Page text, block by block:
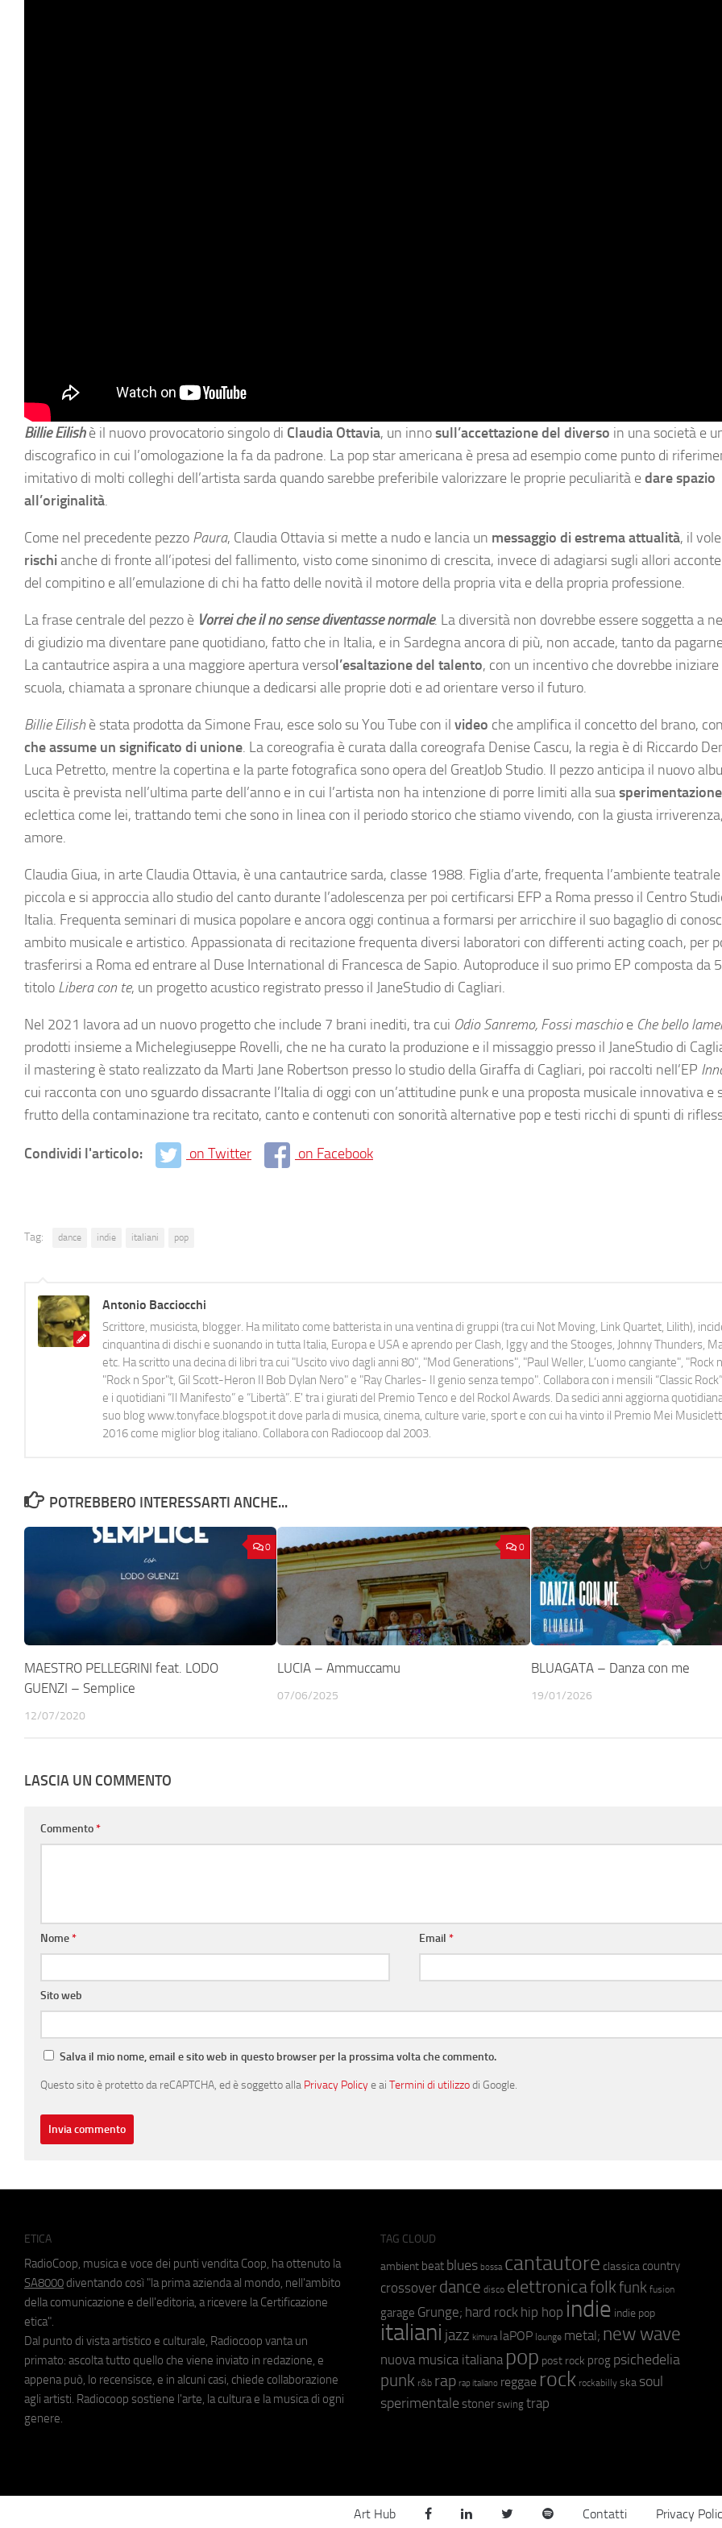
Billie Eilishè il nuovo provocatorio singolo di Claudia Ottavia, un innosull’accettazione del diverso in una società e
discografico in cui l’omologazione la fa da padrone. La pop star americana è presa ad esempio come punto di
imitativo di molti colleghi dell’artista sarda quando sarebbe preferibile valorizzare le proprie peculiarità edare spazio
all’originalità.
Come nel precedente pezzo Paura, Claudia Ottavia si mette a nudo e lancia un messaggio di estrema attualità, il
rischi anche di fronte all’ipotesi del fallimento, visto come sinonimo di crescita, invece di adagiarsi sugli allori
del compitino e all’emulazione di chi ha fatto delle novità il motore della propria vita e della propria professione.
La frase centrale del pezzo è Vorrei che il no sense diventasse normale. La diversità non dovrebbe essere soggetta a
di giudizio ma diventare pane quotidiano, fatto che in Italia, e in Sardegna ancora di più, non accade, tanto da
La cantautrice aspira a una maggiore apertura versol’esaltazione del talento, con un incentivo che dovrebbe iniziare
scuola, chiamata a spronare chiunque a dedicarsi alle proprie doti e ad orientare verso il futuro.
Billie Eilish è stata prodotta da Simone Frau, esce solo su You Tube con il video che amplifica il concetto del brano,
che assume un significato di unione. La coreografia è curata dalla coreografa Denise Cascu, la regia è di Riccardo
Luca Petretto, mentre la copertina e la parte fotografica sono opera del GreatJob Studio. Il pezzoanticipa il nuovo
uscita è prevista nell’ultima parte dell’anno e in cui l’artista non ha intenzione di porre limiti alla sua
eclettica come lei, trattando temi che sono in linea con il periodo storico che stiamo vivendo, con la giusta
amore.
Claudia Giua, in arte Claudia Ottavia, è una cantautrice sarda, classe 1988. Figlia d’arte, frequenta l’ambiente
piccola e si approccia allo studio del canto durante l’adolescenza per poi certificarsi EFP a Roma presso il Centro
Italia. Frequenta seminari di musica popolare e ancora oggi continua a formarsi per arricchire il suo bagaglio di
ambito musicale e artistico. Appassionata di recitazione frequenta diversi laboratori con differenti acting coach, per
trasferirsi a Roma ed entrare al Duse International di Francesca de Sapio. Autoproduce il suo primo EP composta da
titolo Libera con te, un progetto acustico registrato presso il JaneStudio di Cagliari.
Nel 2021 lavora ad un nuovo progetto che include 7 brani inediti, tra cui Odio Sanremo, Fossi maschioe Che bello
prodotti insieme a Michelegiuseppe Rovelli, che ne ha curato la produzione e il missaggio presso il JaneStudio di
il mastering è stato realizzato da Marti Jane Robertson presso lo studio della Giraffa di Cagliari, poi raccolti nell’EP
cui racconta con uno sguardo dissacrante l’Italia di oggi con un’attitudine punk e una proposta musicale innovativa e
frutto della contaminazione tra recitato, canto e contenuti con sonorità alternative pop e testi ricchi di spunti di
Condividi l'articolo: on Twitter on Facebook
Tag: dance indie italiani pop
Antonio Bacciocchi
Scrittore, musicista, blogger. Ha militato come batterista in una ventina di gruppi (tra cui Not Moving, Link Quartet, Lilith),
cinquantina di dischi e suonando in tutta Italia, Europa e USA e aprendo per Clash, Iggy and the Stooges, Johnny Thunders,
etc. Ha scritto una decina di libri tra cui "Uscito vivo dagli anni 80", "Mod Generations", "Paul Weller, L’uomo cangiante", "Rock
"Rock n Spor"t, Gil Scott-Heron Il Bob Dylan Nero" e "Ray Charles- Il genio senza tempo". Collabora con i mensili “Classic
e i quotidiani “Il Manifesto” e “Libertà”. E' tra i giurati del Premio Tenco e del Rockol Awards. Da sedici anni aggiorna
suo blog www.tonyface.blogspot.it dove parla di musica, cinema, culture varie, sport e con cui ha vinto il Premio Mei
2016 come miglior blog italiano. Collabora con Radiocoop dal 2003.
POTREBBERO INTERESSARTI ANCHE...
0
MAESTRO PELLEGRINI feat. LODO
GUENZI – Semplice
12/07/2020
0
LUCIA – Ammuccamu
07/06/2025
BLUAGATA – Danza con me
19/01/2026
LASCIA UN COMMENTO
Commento*
Nome* Email*
Sito web
Salva il mio nome, email e sito web in questo browser per la prossima volta che commento.
Questo sito è protetto da reCAPTCHA, ed è soggetto alla Privacy Policye ai Termini di utilizzodi Google.
ETICA
RadioCoop, musica e voce dei punti vendita Coop, ha ottenuto la
SA8000 diventando così "la prima azienda al mondo, nell'ambito
della comunicazione e dell'editoria, a ricevere la Certificazione
etica".
Dal punto di vista artistico e culturale, Radiocoop vanta un
primato: ascolta tutto quello che viene inviato in redazione, e
appena può, lo recensisce, e in alcuni casi, chiede collaborazione
agli artisti. Radiocoop sostiene l'arte, la cultura e la musica di ogni
genere.
TAG CLOUD
ambient beat blues bossa cantautore classica country
crossover dance disco elettronicafolkfunk fusion
garage Grunge; hard rock hip hop indie indie pop
italiani jazz kimura laPOP lounge metal; new wave
nuova musica italiana pop post rock prog psichedelia
punk r&b rap rap italiano reggae rock rockabilly ska soul
sperimentale stoner swing trap
Art Hub Contatti Privacy